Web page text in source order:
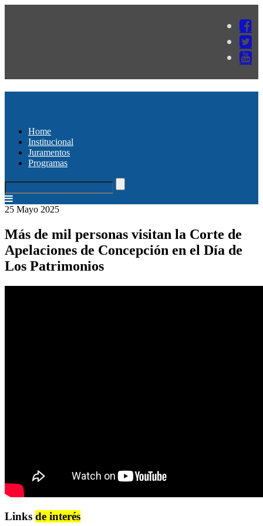
Home
Institucional
Juramentos
Programas
25 Mayo 2025
Más de mil personas visitan la Corte de
Apelaciones de Concepción en el Día de
Los Patrimonios
Links de interés